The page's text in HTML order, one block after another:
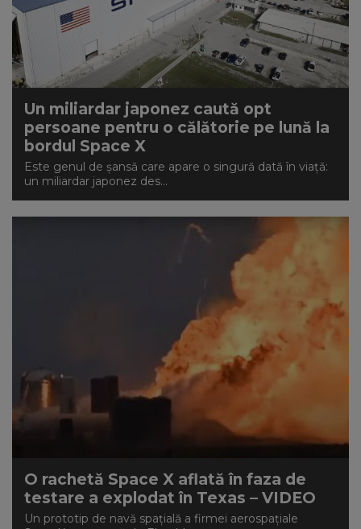
Un miliardar japonez caută opt
persoane pentru o călătorie pe lună la
bordul Space X
Este genul de șansă care apare o singură dată în viață:
un miliardar japonez des...
O rachetă Space X aflată în faza de
testare a explodat în Texas – VIDEO
Un prototip de navă spațială a firmei aerospațiale